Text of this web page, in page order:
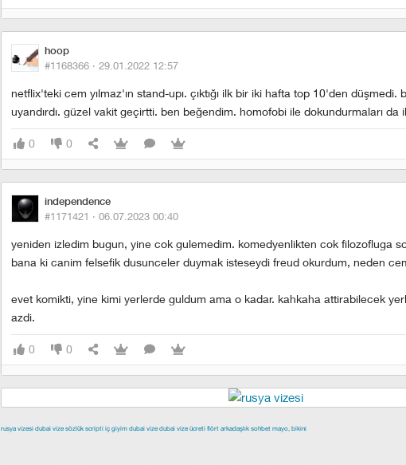
hoop
#1168366 · 29.01.2022 12:57
netflix'teki cem yılmaz'ın stand-upı. çıktığı ilk bir iki hafta top 10'den düşmedi.
uyandırdı. güzel vakit geçirtti. ben beğendim. homofobi ile dokundurmaları da
0 0
independence
#1171421 · 06.07.2023 00:40
yeniden izledim bugun, yine cok gulemedim. komedyenlikten cok filozofluga
bana ki canim felsefik dusunceler duymak isteseydi freud okurdum, neden
evet komikti, yine kimi yerlerde guldum ama o kadar. kahkaha attirabilecek
azdi.
0 0
rusya vizesi dubai vize sözlük scripti iç giyim dubai vize dubai vize ücreti flört arkadaşlık sohbet mayo, bikini